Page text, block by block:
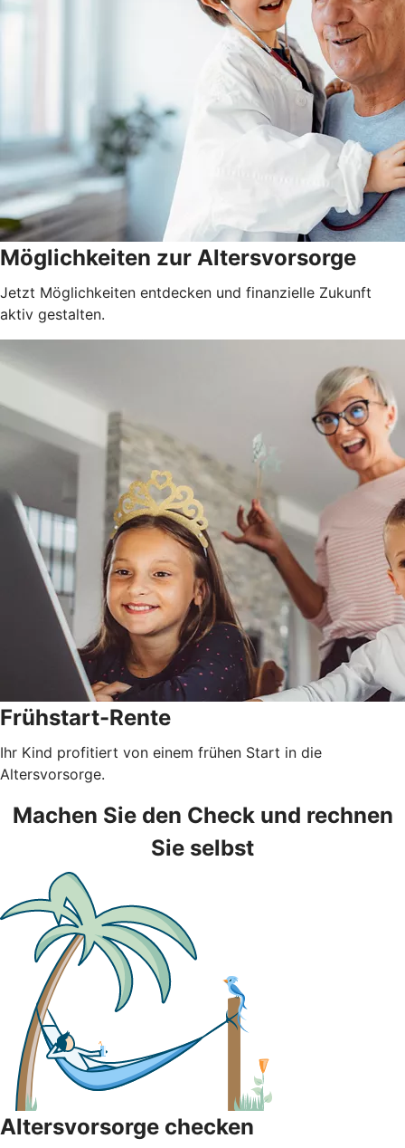
Möglichkeiten zur Altersvorsorge
Jetzt Möglichkeiten entdecken und finanzielle Zukunft
aktiv gestalten.
Frühstart-Rente
Ihr Kind profitiert von einem frühen Start in die
Altersvorsorge.
Machen Sie den Check und rechnen
Sie selbst
Altersvorsorge checken